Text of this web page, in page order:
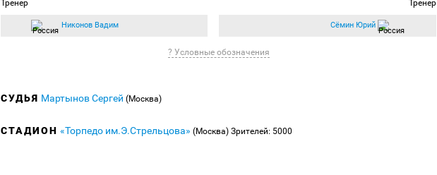
Тренер
Никонов Вадим
Тренер
Сёмин Юрий
? Условные обозначения
СУДЬЯ Мартынов Сергей (Москва)
СТАДИОН «Торпедо им.Э.Стрельцова» (Москва) Зрителей: 5000